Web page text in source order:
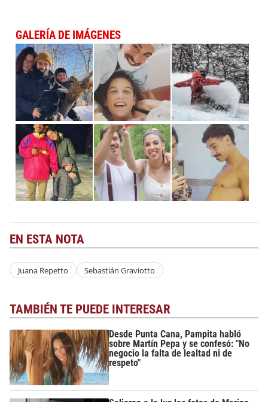
GALERÍA DE IMÁGENES
EN ESTA NOTA
Juana Repetto Sebastián Graviotto
TAMBIÉN TE PUEDE INTERESAR
Desde Punta Cana, Pampita habló
sobre Martín Pepa y se confesó: "No
negocio la falta de lealtad ni de
respeto"